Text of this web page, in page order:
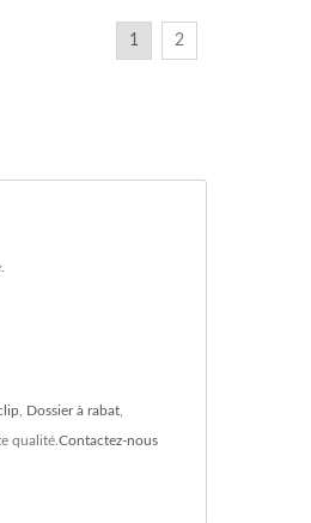
1 2
Dossier à rabat
qualité. Contactez-nous